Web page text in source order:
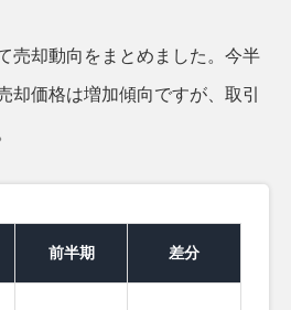
売却動向をまとめました。 今半
却価格は増加傾向ですが、取引
前半期 差分